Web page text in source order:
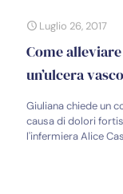
Luglio 26, 2017
Come
un’ulcera
Giuliana chiede un
causa di dolori
l'infermiera Alice